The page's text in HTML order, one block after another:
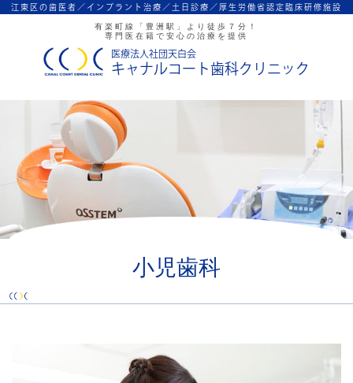
江東区の歯医者／インプラント治療／ 土日診療／厚生労働省認定臨床研修施設
有楽町線「豊洲駅」より徒歩７分！
専門医在籍で安心の治療を提供
医療法人社団天白会
キャナルコート歯科クリニック
小児歯科